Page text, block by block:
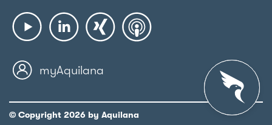
myAquilana
© Copyright 2026 by Aquilana